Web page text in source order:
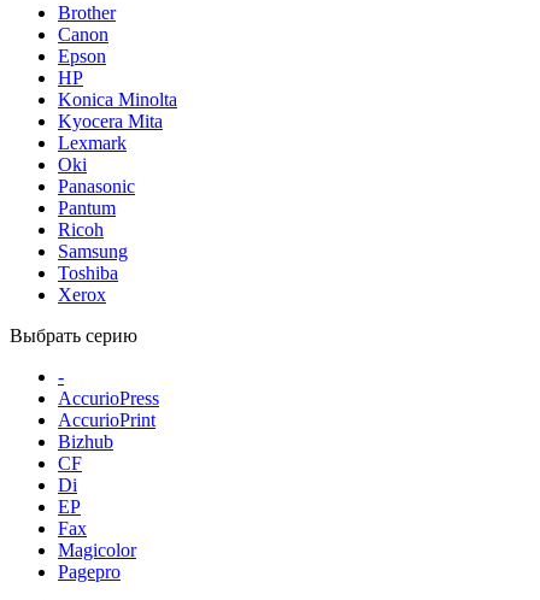
Brother
Canon
Epson
HP
Konica Minolta
Kyocera Mita
Lexmark
Oki
Panasonic
Pantum
Ricoh
Samsung
Toshiba
Xerox
Выбрать серию
-
AccurioPress
AccurioPrint
Bizhub
CF
Di
EP
Fax
Magicolor
Pagepro